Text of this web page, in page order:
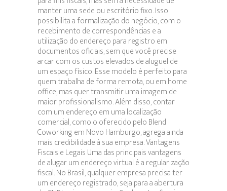
manter uma sede ou escritório fixo. Isso
possibilita a formalização do negócio, com o
recebimento de correspondências e a
utilização do endereço para registro em
documentos oficiais, sem que você precise
arcar com os custos elevados de aluguel de
um espaço físico. Esse modelo é perfeito para
quem trabalha de forma remota, ou em home
office, mas quer transmitir uma imagem de
maior profissionalismo. Além disso, contar
com um endereço em uma localização
comercial, como o oferecido pelo Blend
Coworking em Novo Hamburgo, agrega ainda
mais credibilidade à sua empresa. Vantagens
Fiscais e Legais Uma das principais vantagens
de alugar um endereço virtual é a regularização
fiscal. No Brasil, qualquer empresa precisa ter
um endereço registrado, seja para a abertura